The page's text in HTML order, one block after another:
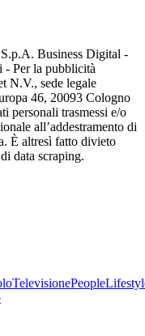
Business Digital -
- Per la pubblicità
N.V., sede legale
46, 20093 Cologno
personali trasmessi e/o
all’addestramento di
È altresì fatto divieto
data scraping.
TelevisionePeople